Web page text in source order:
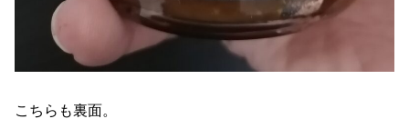
こちらも裏面。